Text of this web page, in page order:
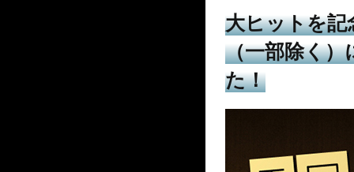
大ヒットを記
（一部除く）
た！